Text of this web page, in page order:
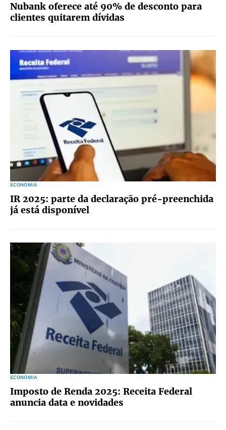
Nubank oferece até 90% de desconto para
clientes quitarem dívidas
ECONOMIA
IR 2025: parte da declaração pré-preenchida
já está disponível
ECONOMIA
Imposto de Renda 2025: Receita Federal
anuncia data e novidades